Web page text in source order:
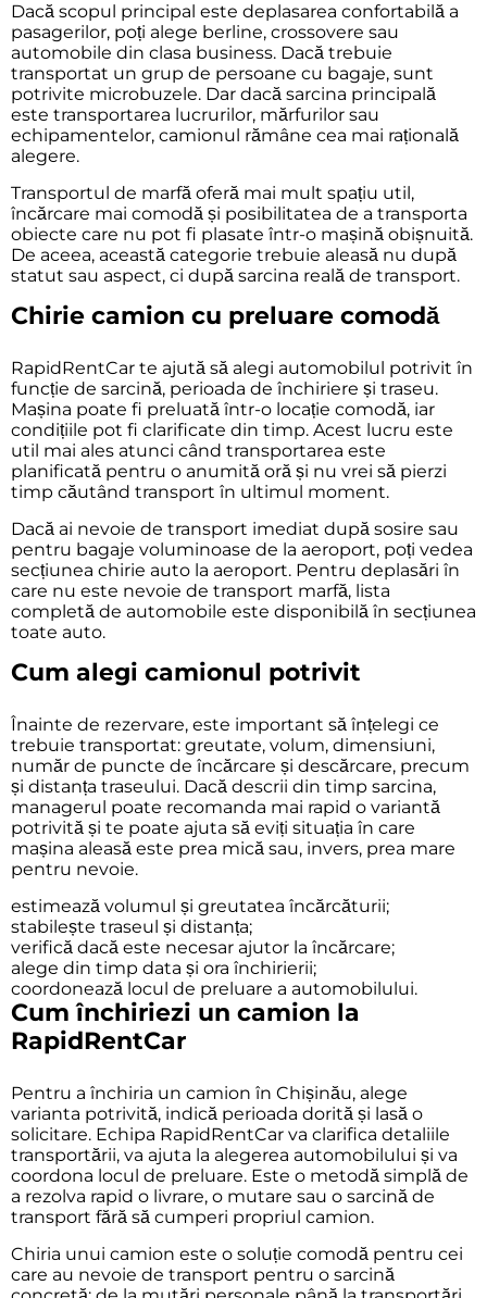
Dacă scopul principal este deplasarea confortabilă a
pasagerilor, poți alege berline, crossovere sau
automobile din clasa business. Dacă trebuie
transportat un grup de persoane cu bagaje, sunt
potrivite microbuzele. Dar dacă sarcina principală
este transportarea lucrurilor, mărfurilor sau
echipamentelor, camionul rămâne cea mai rațională
alegere.
Transportul de marfă oferă mai mult spațiu util,
încărcare mai comodă și posibilitatea de a transporta
obiecte care nu pot fi plasate într-o mașină obișnuită.
De aceea, această categorie trebuie aleasă nu după
statut sau aspect, ci după sarcina reală de transport.
Chirie camion cu preluare comodă
RapidRentCar te ajută să alegi automobilul potrivit în
funcție de sarcină, perioada de închiriere și traseu.
Mașina poate fi preluată într-o locație comodă, iar
condițiile pot fi clarificate din timp. Acest lucru este
util mai ales atunci când transportarea este
planificată pentru o anumită oră și nu vrei să pierzi
timp căutând transport în ultimul moment.
Dacă ai nevoie de transport imediat după sosire sau
pentru bagaje voluminoase de la aeroport, poți vedea
secțiunea chirie auto la aeroport. Pentru deplasări în
care nu este nevoie de transport marfă, lista
completă de automobile este disponibilă în secțiunea
toate auto.
Cum alegi camionul potrivit
Înainte de rezervare, este important să înțelegi ce
trebuie transportat: greutate, volum, dimensiuni,
număr de puncte de încărcare și descărcare, precum
și distanța traseului. Dacă descrii din timp sarcina,
managerul poate recomanda mai rapid o variantă
potrivită și te poate ajuta să eviți situația în care
mașina aleasă este prea mică sau, invers, prea mare
pentru nevoie.
estimează volumul și greutatea încărcăturii;
stabilește traseul și distanța;
verifică dacă este necesar ajutor la încărcare;
alege din timp data și ora închirierii;
coordonează locul de preluare a automobilului.
Cum închiriezi un camion la
RapidRentCar
Pentru a închiria un camion în Chișinău, alege
varianta potrivită, indică perioada dorită și lasă o
solicitare. Echipa RapidRentCar va clarifica detaliile
transportării, va ajuta la alegerea automobilului și va
coordona locul de preluare. Este o metodă simplă de
a rezolva rapid o livrare, o mutare sau o sarcină de
transport fără să cumperi propriul camion.
Chiria unui camion este o soluție comodă pentru cei
care au nevoie de transport pentru o sarcină